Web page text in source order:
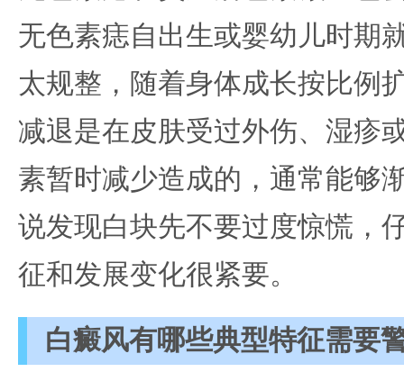
无色素痣自出生或婴幼儿时期
太规整，随着身体成长按比例
减退是在皮肤受过外伤、湿疹
素暂时减少造成的，通常能够
说发现白块先不要过度惊慌，
征和发展变化很紧要。
白癜风有哪些典型特征需要